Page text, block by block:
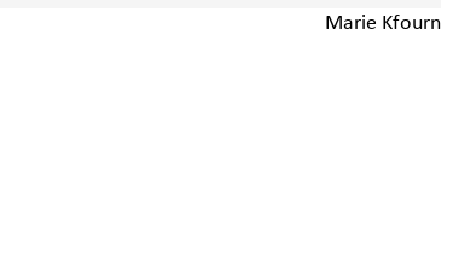
Marie Kfourn